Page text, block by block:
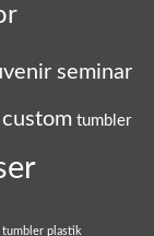
seminar
tumbler
tumbler plastik